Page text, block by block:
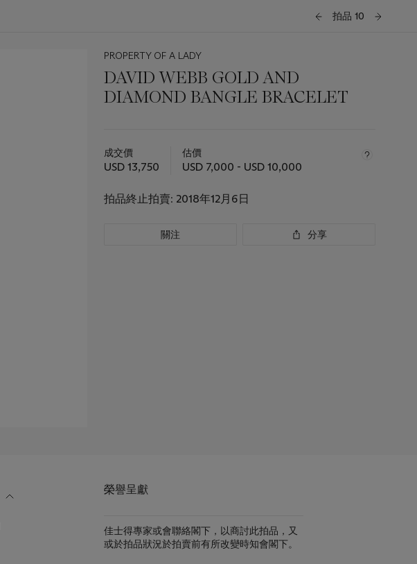
拍品 10
PROPERTY OF A LADY
DAVID WEBB GOLD AND
DIAMOND BANGLE BRACELET
此
拍
重
成交價
USD 13,750
估價
USD 7,000 - USD 10,000
拍品終止拍賣: 2018年12月6日
關注 分享
榮譽呈獻
佳士得專家或會聯絡閣下，以商討此拍品，又
或於拍品狀況於拍賣前有所改變時知會閣下。